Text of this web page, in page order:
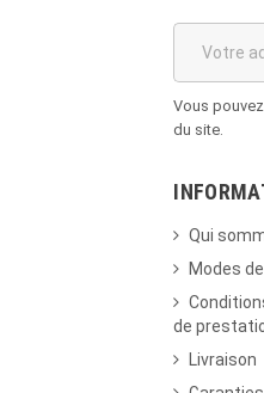
Vous
du site.
Qui
Modes
de
Livraison